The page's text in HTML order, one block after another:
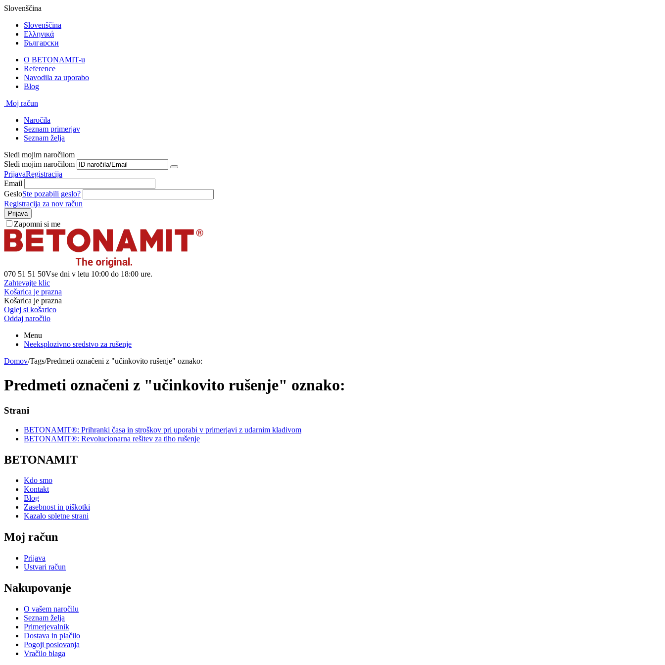
Slovenščina
Slovenščina
Ελληνικά
Български
O BETONAMIT-u
Reference
Navodila za uporabo
Blog
Moj račun
Naročila
Seznam primerjav
Seznam želja
Sledi mojim naročilom
Sledi mojim naročilom
PrijavaRegistracija
Email
GesloSte pozabili geslo?
Registracija za nov račun
Prijava
Zapomni si me
070 51 51 50Vse dni v letu 10:00 do 18:00 ure.
Zahtevajte klic
Košarica je prazna
Košarica je prazna
Oglej si košarico
Oddaj naročilo
Menu
Neeksplozivno sredstvo za rušenje
Domov/Tags/Predmeti označeni z "učinkovito rušenje" oznako:
Predmeti označeni z "učinkovito rušenje" oznako:
Strani
BETONAMIT®: Prihranki časa in stroškov pri uporabi v primerjavi z udarnim kladivom
BETONAMIT®: Revolucionarna rešitev za tiho rušenje
BETONAMIT
Kdo smo
Kontakt
Blog
Zasebnost in piškotki
Kazalo spletne strani
Moj račun
Prijava
Ustvari račun
Nakupovanje
O vašem naročilu
Seznam želja
Primerjevalnik
Dostava in plačilo
Pogoji poslovanja
Vračilo blaga